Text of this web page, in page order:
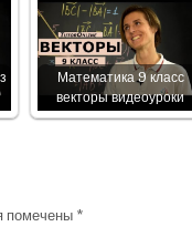
Математика 9 класс
векторы видеоуроки
помечены *